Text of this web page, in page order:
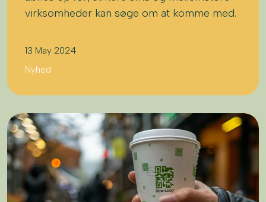
virksomheder kan søge om at komme med.
13 May 2024
Nyhed